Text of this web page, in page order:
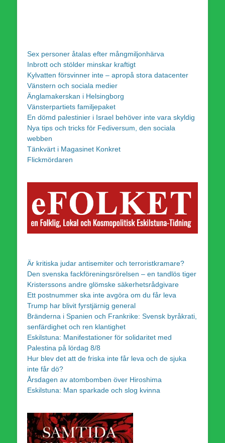
Sex personer åtalas efter mångmiljonhärva
Inbrott och stölder minskar kraftigt
Kylvatten försvinner inte – apropå stora datacenter
Vänstern och sociala medier
Änglamakerskan i Helsingborg
Vänsterpartiets familjepaket
En dömd palestinier i Israel behöver inte vara skyldig
Nya tips och tricks för Fediversum, den sociala
webben
Tänkvärt i Magasinet Konkret
Flickmördaren
Är kritiska judar antisemiter och terroristkramare?
Den svenska fackföreningsrörelsen – en tandlös tiger
Kristerssons andre glömske säkerhetsrådgivare
Ett postnummer ska inte avgöra om du får leva
Trump har blivit fyrstjärnig general
Bränderna i Spanien och Frankrike: Svensk byråkrati,
senfärdighet och ren klantighet
Eskilstuna: Manifestationer för solidaritet med
Palestina på lördag 8/8
Hur blev det att de friska inte får leva och de sjuka
inte får dö?
Årsdagen av atombomben över Hiroshima
Eskilstuna: Man sparkade och slog kvinna